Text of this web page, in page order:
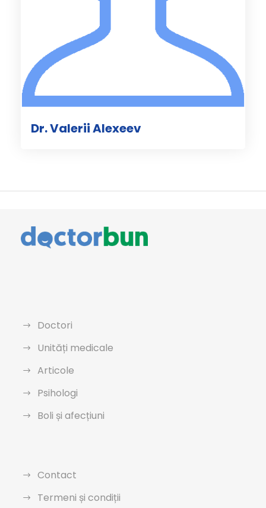
Dr. Valerii Alexeev
Doctori
Unități medicale
Articole
Psihologi
Boli și afecțiuni
Contact
Termeni și condiții